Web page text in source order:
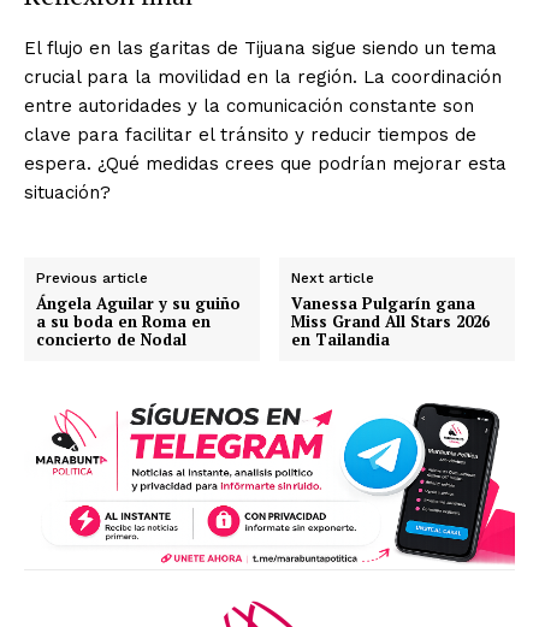
El flujo en las garitas de Tijuana sigue siendo un tema
crucial para la movilidad en la región. La coordinación
entre autoridades y la comunicación constante son
clave para facilitar el tránsito y reducir tiempos de
espera. ¿Qué medidas crees que podrían mejorar esta
situación?
Previous article
Ángela Aguilar y su guiño
a su boda en Roma en
concierto de Nodal
Next article
Vanessa Pulgarín gana
Miss Grand All Stars 2026
en Tailandia